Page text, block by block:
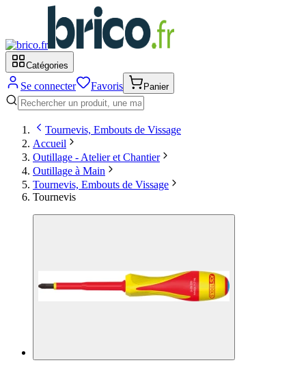
Catégories
Se connecter Favoris Panier
Tournevis, Embouts de Vissage
Accueil
Outillage - Atelier et Chantier
Outillage à Main
Tournevis, Embouts de Vissage
Tournevis